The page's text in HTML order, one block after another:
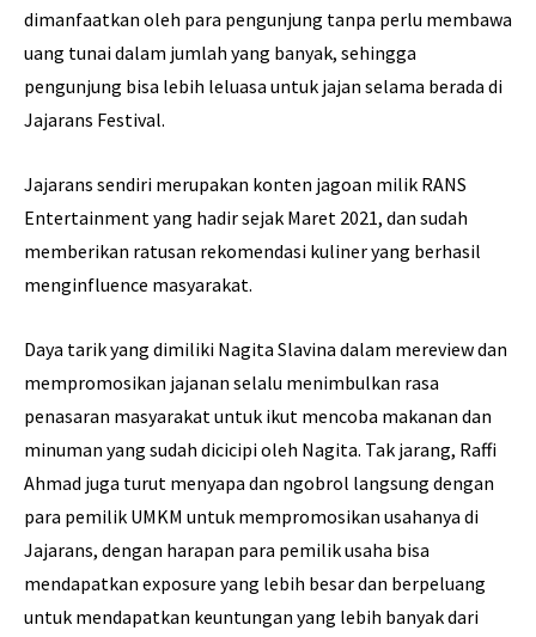
dimanfaatkan oleh para pengunjung tanpa perlu membawa
uang tunai dalam jumlah yang banyak, sehingga
pengunjung bisa lebih leluasa untuk jajan selama berada di
Jajarans Festival.
Jajarans sendiri merupakan konten jagoan milik RANS
Entertainment yang hadir sejak Maret 2021, dan sudah
memberikan ratusan rekomendasi kuliner yang berhasil
menginfluence masyarakat.
Daya tarik yang dimiliki Nagita Slavina dalam mereview dan
mempromosikan jajanan selalu menimbulkan rasa
penasaran masyarakat untuk ikut mencoba makanan dan
minuman yang sudah dicicipi oleh Nagita. Tak jarang, Raffi
Ahmad juga turut menyapa dan ngobrol langsung dengan
para pemilik UMKM untuk mempromosikan usahanya di
Jajarans, dengan harapan para pemilik usaha bisa
mendapatkan exposure yang lebih besar dan berpeluang
untuk mendapatkan keuntungan yang lebih banyak dari